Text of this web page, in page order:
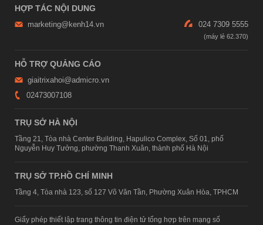
HỢP TÁC NỘI DUNG
marketing@kenh14.vn 024 7309 5555
HỖ TRỢ QUẢNG CÁO
giaitrixahoi@admicro.vn
02473007108
TRỤ SỞ HÀ NỘI
Tầng 21, Tòa nhà Center Building, Hapulico Complex, Số 01, phố
Nguyễn Huy Tưởng, phường Thanh Xuân, thành phố Hà Nội
TRỤ SỞ TP.HỒ CHÍ MINH
Tầng 4, Tòa nhà 123, số 127 Võ Văn Tần, Phường Xuân Hòa, TPHCM
Giấy phép thiết lập trang thông tin điện tử tổng hợp trên mạng số